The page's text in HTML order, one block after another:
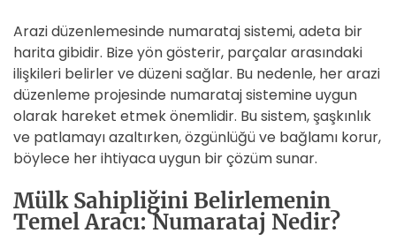
Arazi düzenlemesinde numarataj sistemi, adeta bir
harita gibidir. Bize yön gösterir, parçalar arasındaki
ilişkileri belirler ve düzeni sağlar. Bu nedenle, her arazi
düzenleme projesinde numarataj sistemine uygun
olarak hareket etmek önemlidir. Bu sistem, şaşkınlık
ve patlamayı azaltırken, özgünlüğü ve bağlamı korur,
böylece her ihtiyaca uygun bir çözüm sunar.
Mülk Sahipliğini Belirlemenin
Temel Aracı: Numarataj Nedir?